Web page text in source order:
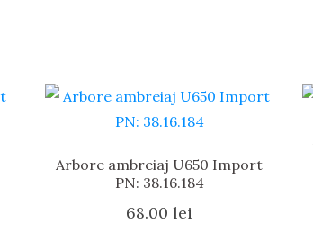
Arbore ambreiaj U650 Import
PN: 38.16.184
68.00lei